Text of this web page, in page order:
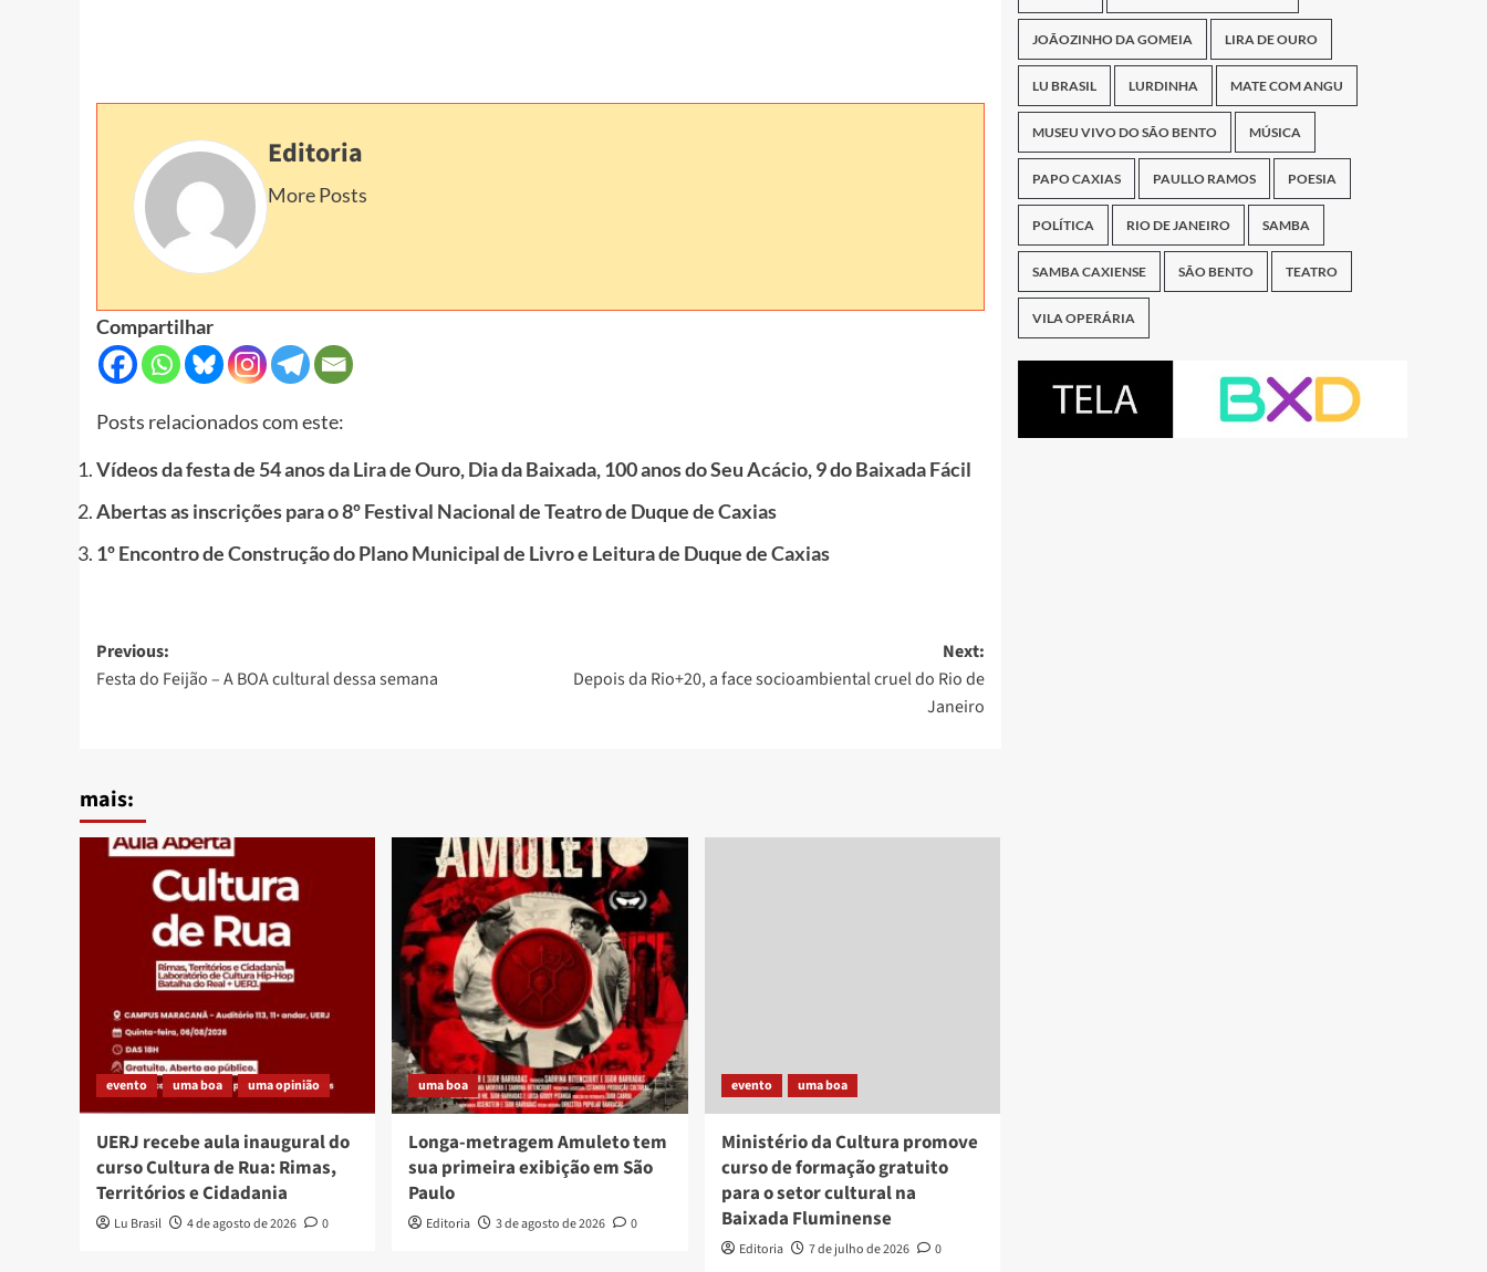
Editoria
More Posts
Compartilhar
Posts relacionados com este:
Vídeos da festa de 54 anos da Lira de Ouro, Dia da Baixada, 100 anos do Seu Acácio, 9 do Baixada Fácil
Abertas as inscrições para o 8º Festival Nacional de Teatro de Duque de Caxias
1º Encontro de Construção do Plano Municipal de Livro e Leitura de Duque de Caxias
Post
navigation
Previous:
Festa do Feijão – A BOA cultural dessa semana
Next:
Depois da Rio+20, a face socioambiental cruel do Rio de
Janeiro
mais:
evento uma boa uma opinião
UERJ recebe aula inaugural do
curso Cultura de Rua: Rimas,
Territórios e Cidadania
Lu Brasil 4 de agosto de 2026 0
uma boa
Longa-metragem Amuleto tem
sua primeira exibição em São
Paulo
Editoria 3 de agosto de 2026 0
evento uma boa
Ministério da Cultura promove
curso de formação gratuito
para o setor cultural na
Baixada Fluminense
Editoria 7 de julho de 2026 0
JOÃOZINHO DA GOMEIA LIRA DE OURO
LU BRASIL LURDINHA MATE COM ANGU
MUSEU VIVO DO SÃO BENTO MÚSICA
PAPO CAXIAS PAULLO RAMOS POESIA
POLÍTICA RIO DE JANEIRO SAMBA
SAMBA CAXIENSE SÃO BENTO TEATRO
VILA OPERÁRIA